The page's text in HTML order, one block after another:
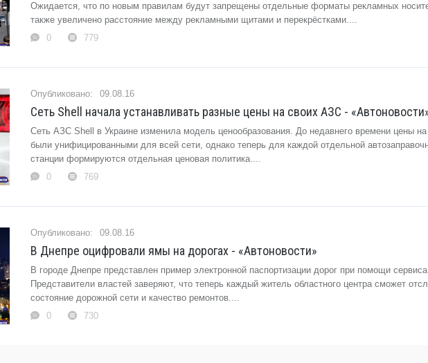
Ожидается, что по новым правилам будут запрещены отдельные форматы рекламных
также увеличено расстояние между рекламными щитами и перекрёстками....
0
779
09.08.16
Сеть Shell начала устанавливать разные цены на своих АЗС -
Сеть АЗС Shell в Украине изменила модель ценообразования. До недавнего времени цены на
были унифицированными для всей сети, однако теперь для каждой отдельной
станции формируются отдельная ценовая политика....
0
769
09.08.16
В Днепре оцифровали ямы на дорогах - «Автоновости»
В городе Днепре представлен пример электронной паспортизации дорог при помощи
Представители властей заверяют, что теперь каждый житель областного центра сможет
состояние дорожной сети и качество ремонтов....
0
730